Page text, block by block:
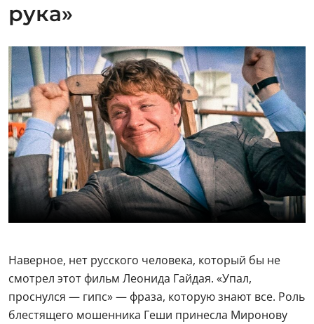
рука»
Наверное, нет русского человека, который бы не
смотрел этот фильм Леонида Гайдая. «Упал,
проснулся — гипс» — фраза, которую знают все. Роль
блестящего мошенника Геши принесла Миронову